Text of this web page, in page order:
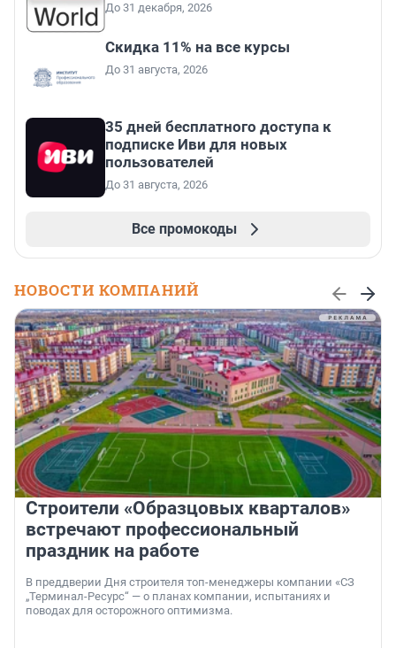
До 31 декабря, 2026
Скидка 11% на все курсы
До 31 августа, 2026
35 дней бесплатного доступа к
подписке Иви для новых
пользователей
До 31 августа, 2026
Все промокоды
НОВОСТИ КОМПАНИЙ
Строители «Образцовых кварталов»
встречают профессиональный
праздник на работе
В преддверии Дня строителя топ-менеджеры компании «СЗ
„Терминал-Ресурс“ — о планах компании, испытаниях и
поводах для осторожного оптимизма.